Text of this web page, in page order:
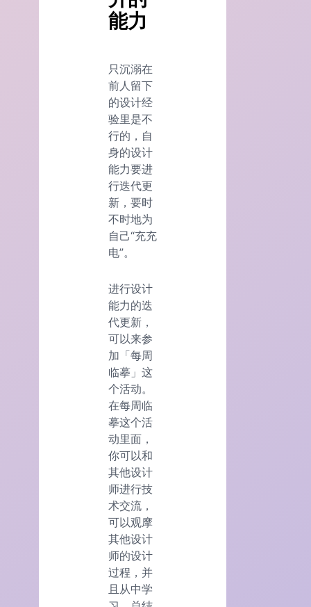
能力
只沉溺在
前人留下
的设计经
验里是不
行的，自
身的设计
能力要进
行迭代更
新，要时
不时地为
自己“充充
电”。
进行设计
能力的迭
代更新，
可以来参
加「每周
临摹」这
个活动。
在每周临
摹这个活
动里面，
你可以和
其他设计
师进行技
术交流，
可以观摩
其他设计
师的设计
过程，并
且从中学